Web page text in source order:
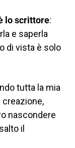
lo scrittore:
e saperla
di vista è solo
tutta la mia
nascondere
il